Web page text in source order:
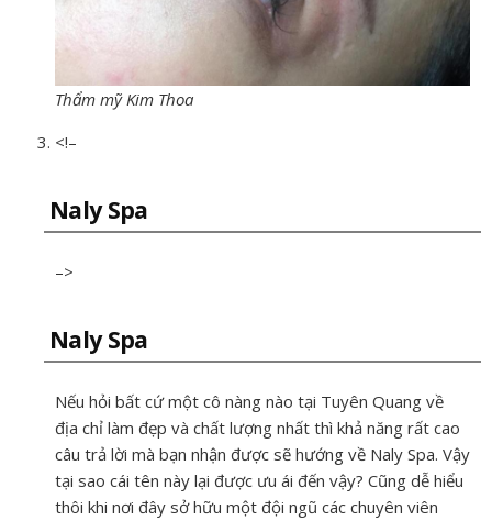
Thẩm mỹ Kim Thoa
<!–
Naly Spa
–>
Naly Spa
Nếu hỏi bất cứ một cô nàng nào tại Tuyên Quang về
địa chỉ làm đẹp và chất lượng nhất thì khả năng rất cao
câu trả lời mà bạn nhận được sẽ hướng về Naly Spa. Vậy
tại sao cái tên này lại được ưu ái đến vậy? Cũng dễ hiểu
thôi khi nơi đây sở hữu một đội ngũ các chuyên viên